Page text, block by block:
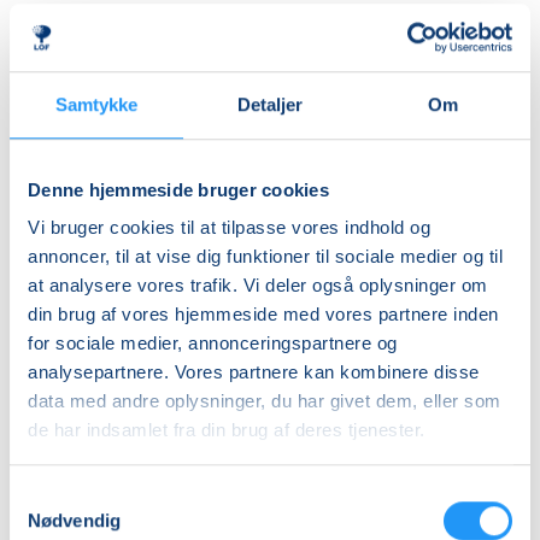
Samtykke Detaljer Om
Denne hjemmeside bruger cookies
Vi bruger cookies til at tilpasse vores indhold og
annoncer, til at vise dig funktioner til sociale medier og til
at analysere vores trafik. Vi deler også oplysninger om
din brug af vores hjemmeside med vores partnere inden
for sociale medier, annonceringspartnere og
analysepartnere. Vores partnere kan kombinere disse
data med andre oplysninger, du har givet dem, eller som
de har indsamlet fra din brug af deres tjenester.
Nødvendig
ALDERSINDDELINGEN ER VEJLEDENDE
Børn er forskellige og udvikler sig i forskellige tempi,
virker utryg ved vand, er det en god idé at tænke lidt
motorisk langt fremme, frisk på nye udfordringer og
måske endda allerede vandtilvænnet, kan det være
en god idé at tænke lidt opad i fht. aldersrammen.
Holdene er små, så der er god mulighed for at tage
individuelle hensyn undervejs.
BEMÆRK
Tilmeldingen gælder en voksen med et barn og det er
kun den voksne, der skal tilmeldes.
Ledig-KBH
Ledig-FRB
DKK 923,00
DKK 907,00
Studerende-FRB
DKK 923,00
Unge (18-25 år)-KBH
DKK 907,00
Info
903280